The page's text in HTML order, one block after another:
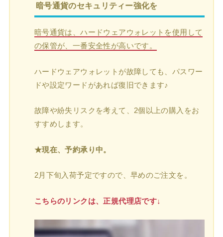
暗号通貨のセキュリティー強化を
暗号通貨は、ハードウェアウォレットを使用して
の保管が、一番安全性が高いです。
ハードウェアウォレットが故障しても、パスワー
ドや設定ワードがあれば復旧できます♪
故障や紛失リスクを考えて、2個以上の購入をお
すすめします。
★現在、予約承り中。
2月下旬入荷予定ですので、早めのご注文を。
こちらのリンクは、正規代理店です↓